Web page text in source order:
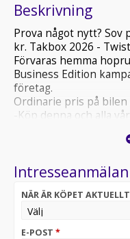
Beskrivning
Prova något nytt? Sov
kr. Takbox 2026 -
Förvaras hemma
Business Edition
företag.
Ordinarie pris på bilen
-Köp denna och alla
Intresseanmälan
NÄR ÄR KÖPET
E-POST *